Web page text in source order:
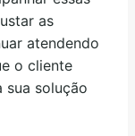
as
atendendo
o cliente
sua solução